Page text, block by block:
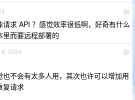
4
求 API ？感觉效率很低啊，好奇有什么
而要远程部署的
5
2024
不会有太多人用，其次也许可以增加用
复请求